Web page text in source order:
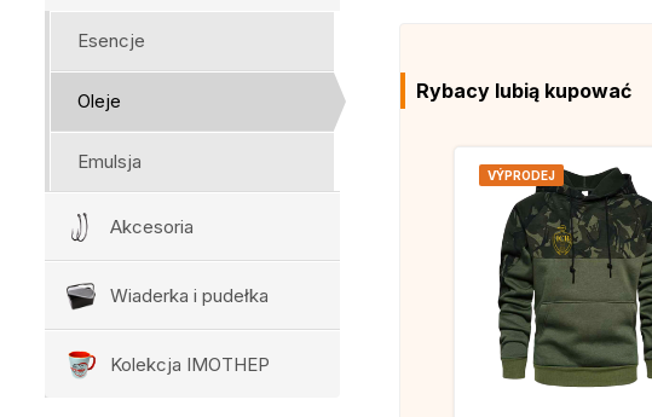
Esencje
Oleje
Emulsja
Akcesoria
Wiaderka i pudełka
Kolekcja IMOTHEP
Rybacy lubią kupować
VÝPRODEJ